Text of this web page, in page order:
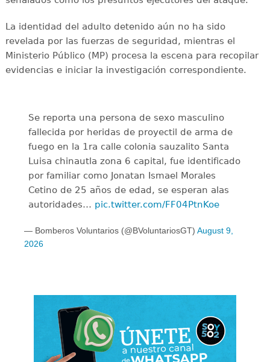
La identidad del adulto detenido aún no ha sido
revelada por las fuerzas de seguridad, mientras el
Ministerio Público (MP) procesa la escena para recopilar
evidencias e iniciar la investigación correspondiente.
Se reporta una persona de sexo masculino
fallecida por heridas de proyectil de arma de
fuego en la 1ra calle colonia sauzalito Santa
Luisa chinautla zona 6 capital, fue identificado
por familiar como Jonatan Ismael Morales
Cetino de 25 años de edad, se esperan alas
autoridades… pic.twitter.com/FF04PtnKoe
— Bomberos Voluntarios (@BVoluntariosGT) August 9,
2026